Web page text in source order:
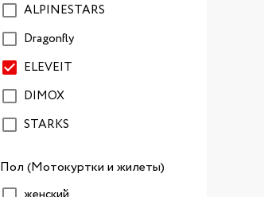
ALPINESTARS
Dragonfly
ELEVEIT
DIMOX
STARKS
Пол (Мотокуртки и жилеты)